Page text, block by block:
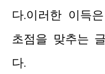
다.이러한 이득
초점을 맞추는
다.